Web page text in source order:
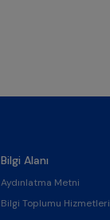
Bilgi Alanı
Aydınlatma Metni
Bilgi Toplumu Hizmetleri